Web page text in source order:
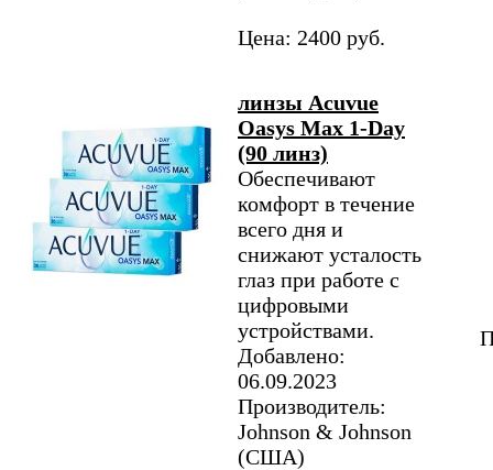
Цена: 2400 руб.
линзы Acuvue
Oasys Max 1-Day
(90 линз)
Обеспечивают
комфорт в течение
всего дня и
снижают усталость
глаз при работе с
цифровыми
устройствами.
Добавлено:
06.09.2023
Производитель:
Johnson & Johnson
(США)